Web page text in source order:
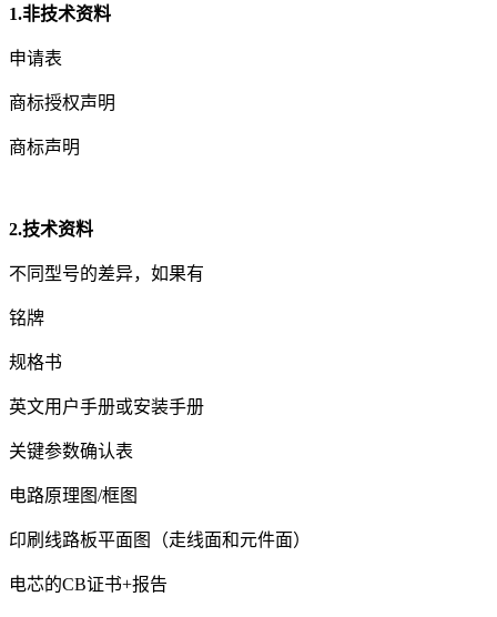
1.非技术资料
申请表
商标授权声明
商标声明
2.技术资料
不同型号的差异，如果有
铭牌
规格书
英文用户手册或安装手册
关键参数确认表
电路原理图/框图
印刷线路板平面图（走线面和元件面）
电芯的CB证书+报告